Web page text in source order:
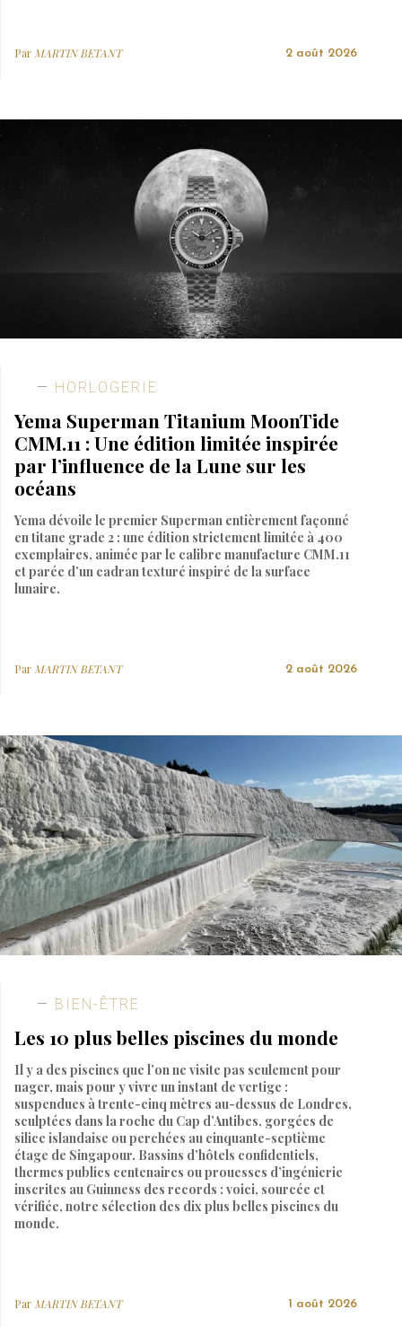
Par MARTIN BETANT 2 août 2026
HORLOGERIE
Yema Superman Titanium MoonTide
CMM.11 : Une édition limitée inspirée
par l’influence de la Lune sur les
océans
Yema dévoile le premier Superman entièrement façonné
en titane grade 2 : une édition strictement limitée à 400
exemplaires, animée par le calibre manufacture CMM.11
et parée d’un cadran texturé inspiré de la surface
lunaire.
ParMARTIN BETANT 2 août 2026
BIEN-ÊTRE
Les 10 plus belles piscines du monde
Il y a des piscines que l’on ne visite pas seulement pour
nager, mais pour y vivre un instant de vertige :
suspendues à trente-cinq mètres au-dessus de Londres,
sculptées dans la roche du Cap d’Antibes, gorgées de
silice islandaise ou perchées au cinquante-septième
étage de Singapour. Bassins d’hôtels confidentiels,
thermes publics centenaires ou prouesses d’ingénierie
inscrites au Guinness des records : voici, sourcée et
vérifiée, notre sélection des dix plus belles piscines du
monde.
Par MARTIN BETANT 1 août 2026